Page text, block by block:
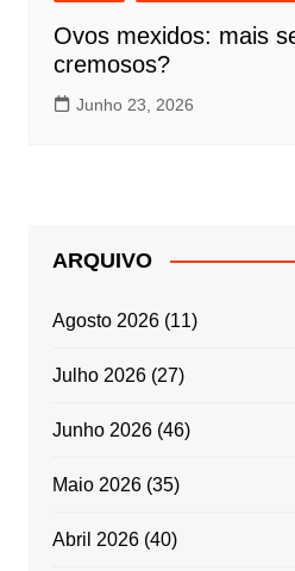
Ovos mexidos: mais
cremosos?
Junho 23, 2026
ARQUIVO
Agosto 2026(11)
Julho 2026(27)
Junho 2026(46)
Maio 2026(35)
Abril 2026(40)